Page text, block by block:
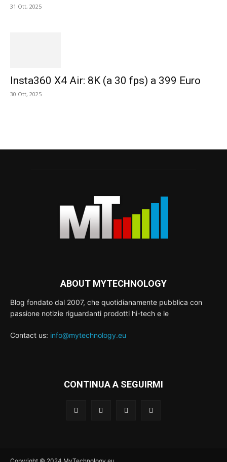
31 Ott, 2025
Insta360 X4 Air: 8K (a 30 fps) a 399 Euro
30 Ott, 2025
ABOUT MYTECHNOLOGY
Blog fondato dal 2007, che quotidianamente pubblica con
passione notizie riguardanti prodotti hi-tech e le
Contact us: info@mytechnology.eu
CONTINUA A SEGUIRMI